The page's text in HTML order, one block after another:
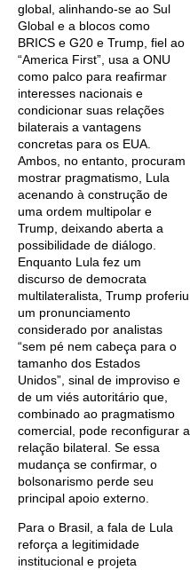
global, alinhando-se ao Sul
Global e a blocos como
BRICS e G20 e Trump, fiel ao
“America First”, usa a ONU
como palco para reafirmar
interesses nacionais e
condicionar suas relações
bilaterais a vantagens
concretas para os EUA.
Ambos, no entanto, procuram
mostrar pragmatismo, Lula
acenando à construção de
uma ordem multipolar e
Trump, deixando aberta a
possibilidade de diálogo.
Enquanto Lula fez um
discurso de democrata
multilateralista, Trump proferiu
um pronunciamento
considerado por analistas
“sem pé nem cabeça para o
tamanho dos Estados
Unidos”, sinal de improviso e
de um viés autoritário que,
combinado ao pragmatismo
comercial, pode reconfigurar a
relação bilateral. Se essa
mudança se confirmar, o
bolsonarismo perde seu
principal apoio externo.
Para o Brasil, a fala de Lula
reforça a legitimidade
institucional e projeta